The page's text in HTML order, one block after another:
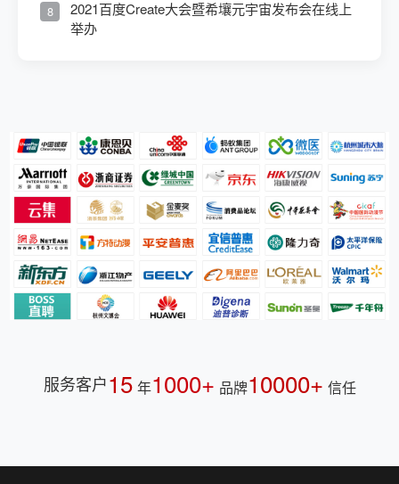
8
2021百度Create大会暨希壤元宇宙发布会在线上
举办
服务客户15 年1000+ 品牌10000+ 信任